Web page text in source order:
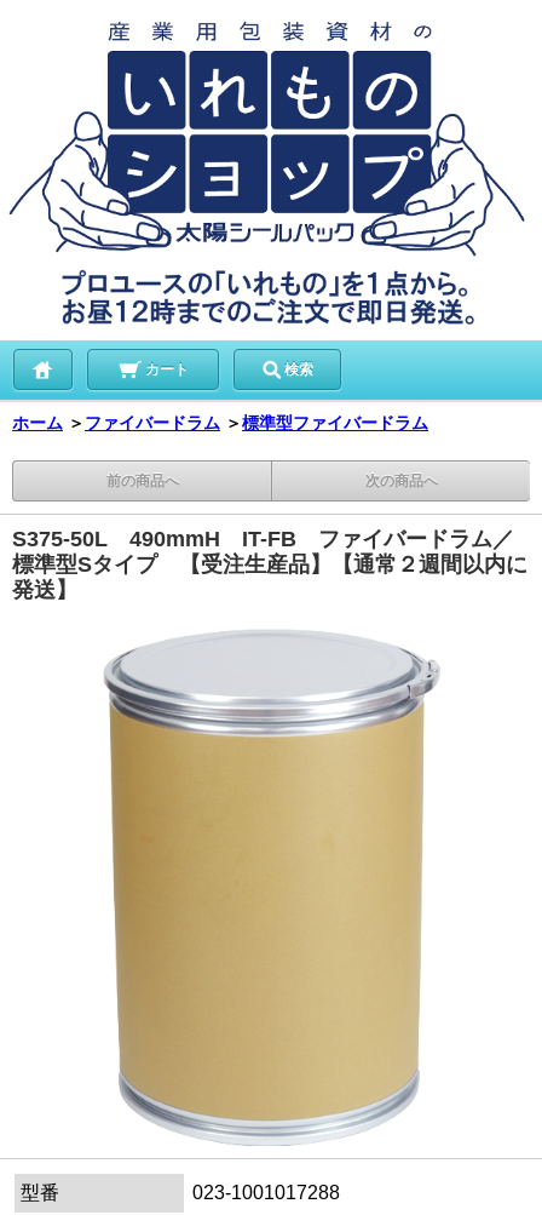
カート 検索
ホーム ＞ ファイバードラム ＞標準型ファイバードラム
前の商品へ 次の商品へ
S375-50L 490mmH IT-FB ファイバードラム／
標準型Sタイプ 【受注生産品】【通常２週間以内に
発送】
型番 023-1001017288